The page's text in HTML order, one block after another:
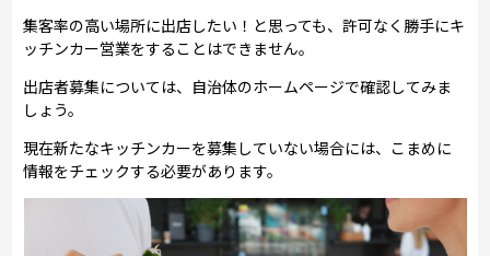
集客率の高い場所に出店したい！と思っても、許可なく勝手にキ
ッチンカー営業をすることはできません。
出店者募集については、自治体のホームページで確認してみま
しょう。
現在新たなキッチンカーを募集していない場合には、こまめに
情報をチェックする必要があります。